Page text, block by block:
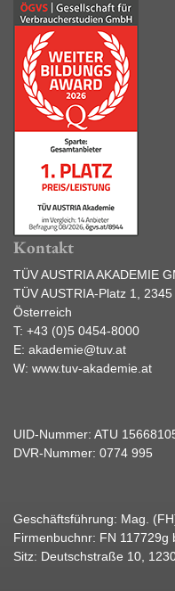
Kontakt
TÜV AUSTRIA AKADEMIE
TÜV AUSTRIA-Platz 1,
Österreich
T: +43 (0)5 0454-8000
E: akademie@tuv.at
W: www.tuv-akademie.at
UID-Nummer: ATU
DVR-Nummer: 0774 995
Geschäftsführung: Mag.
Firmenbuchnr: FN 117729g
Sitz: Deutschstraße 10,